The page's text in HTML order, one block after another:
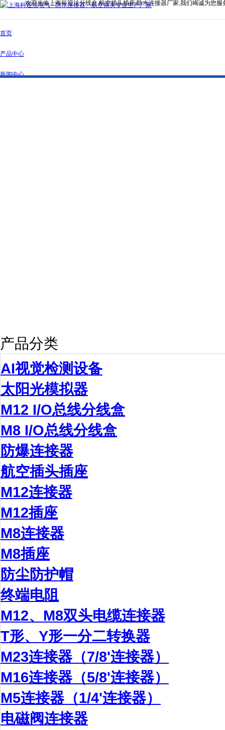
欢迎光临上海科迎法分线盒,航空插头插座,防水连接器厂家,我们竭诚为您服
首页
产品中心
新闻中心
产品分类
AI视觉检测设备
太阳光模拟器
M12 I/O总线分线盒
M8 I/O总线分线盒
防爆连接器
航空插头插座
M12连接器
M12插座
M8连接器
M8插座
防尘防护帽
终端电阻
M12、M8双头电缆连接器
T形、Y形一分二转换器
M23连接器（7/8'连接器）
M16连接器（5/8'连接器）
M5连接器（1/4'连接器）
电磁阀连接器